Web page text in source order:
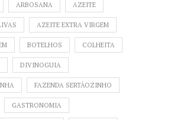
ARBOSANA AZEITE
AZEITE EXTRA VIRGEM
BOTELHOS COLHEITA
DIVINOGUIA
FAZENDA SERTÃOZINHO
GASTRONOMIA